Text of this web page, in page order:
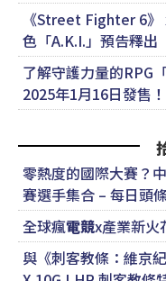
《Street Fighter 6》
色「A.K.I.」預告釋出
了解守護力量的RPG
2025年1月16日發售
零熱度的國際大賽？
賽選手集合 – 每日頭條
全球瘋電競x產業新火
與《刺客教條：維京